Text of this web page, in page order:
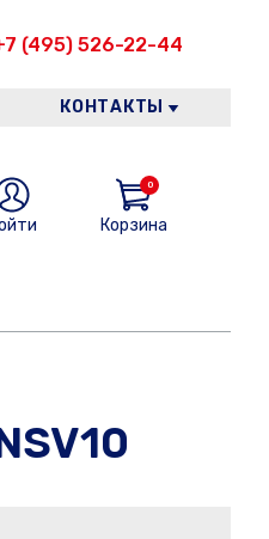
(495) 526-22-44
КОНТАКТЫ
Корзина
0